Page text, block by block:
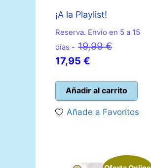
¡A la Playlist!
Reserva. Envío en 5 a 15
días - 19,99€El
era:
19,99 €.
17,95 €
actual
es:
17,95 €.
Añadir al carrito
Añade a Favoritos